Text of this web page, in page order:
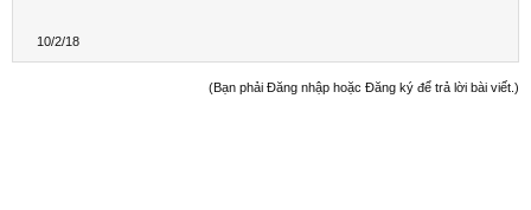
10/2/18
(Bạn phải Đăng nhập hoặc Đăng ký để trả lời bài viết.)